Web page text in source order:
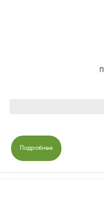
Подробнее